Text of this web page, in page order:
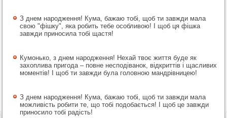
З днем народження! Кума, бажаю тобі, щоб ти завжди мала
свою "фішку", яка робить тебе особливою! І щоб ця фішка
завжди приносила тобі щастя!
Кумонько, з днем народження! Нехай твоє життя буде як
захоплива пригода – повне несподіванок, відкриттів і щасливих
моментів! І щоб ти завжди була головною мандрівницею!
З днем народження! Кума, бажаю тобі, щоб ти завжди мала
можливість робити те, що тобі подобається! І щоб це завжди
приносило тобі радість!